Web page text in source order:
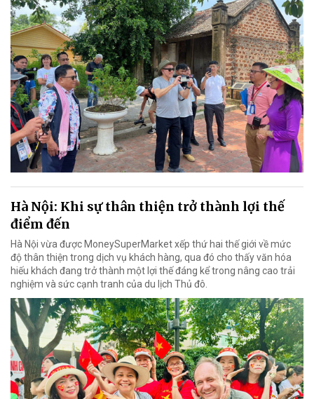
Hà Nội: Khi sự thân thiện trở thành lợi thế
điểm đến
Hà Nội vừa được MoneySuperMarket xếp thứ hai thế giới về mức
độ thân thiện trong dịch vụ khách hàng, qua đó cho thấy văn hóa
hiếu khách đang trở thành một lợi thế đáng kể trong nâng cao trải
nghiệm và sức cạnh tranh của du lịch Thủ đô.